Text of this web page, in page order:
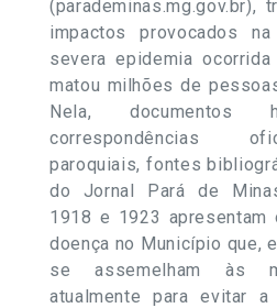
(parademinas.mg.gov.br),
impactos provocados
severa epidemia
matou milhões de
Nela, documentos
correspondências
paroquiais, fontes
do Jornal Pará de
1918 e 1923 apresentam
doença no Município que,
se assemelham às
atualmente para evitar a